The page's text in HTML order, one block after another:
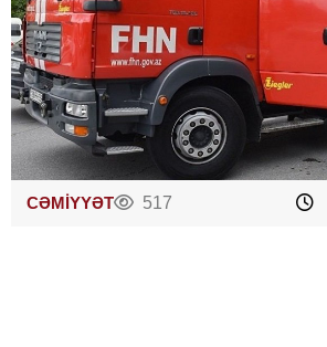
CƏMİYYƏT 517